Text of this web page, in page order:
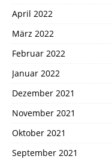
April 2022
März 2022
Februar 2022
Januar 2022
Dezember 2021
November 2021
Oktober 2021
September 2021